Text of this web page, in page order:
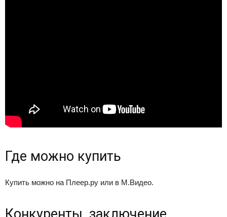
Где можно купить
Купить можно на Плеер.ру или в М.Видео.